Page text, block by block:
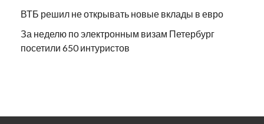
ВТБ решил не открывать новые вклады в евро
За неделю по электронным визам Петербург
посетили 650 интуристов